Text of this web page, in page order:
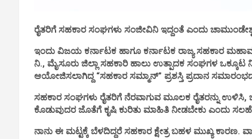
ರೈತರಿಗೆ ಸಹಕಾರ ಸಂಘಗಳು ಸಂಜೀವಿನಿ ಇದ್ದಂತೆ ಎಂದು
ಇಂದು ವಿಜಯ ಕರ್ನಾಟಕ ಹಾಗೂ ಕರ್ನಾಟಕ ರಾಜ್ಯ ಸಹಕಾರ
ನಿ., ಮೈಸೂರು ಜಿಲ್ಲಾ ಸಹಕಾರಿ ಹಾಲು ಉತ್ಪಾದಕ ಸಂಘಗಳ
ಆಯೋಜಿಸಲಾಗಿದ್ದ “ಸಹಕಾರ ಸಮ್ಮಾನ್” ಪ್ರಶಸ್ತಿ ಪ್ರದಾನ
ಸಹಕಾರ ಸಂಘಗಳು ರೈತರಿಗೆ ನೆರವಾಗುವ ಮೂಲಕ ರೈತರನ್ನು ಉಳಿಸಿ,
ಕೊಡುವುದರ ಜೊತೆಗೆ ಕೃಷಿ ಕುರಿತು ಮಾಹಿತಿ ನೀಡಬೇಕು ಎಂದು
ನಾನು ಈ ಮಟ್ಟಕ್ಕೆ ಬೆಳದಿದ್ದರೆ ಸಹಕಾರ ಕ್ಷೇತ್ರ ಬಹಳ ಮುಖ್ಯ ಕಾರಣ.